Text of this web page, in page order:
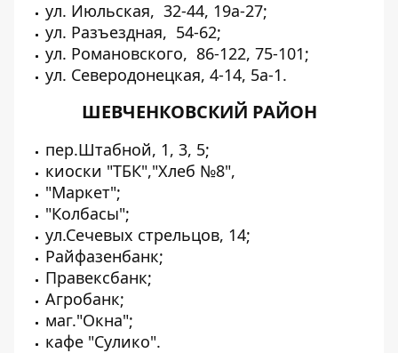
ул. Июльская, 32-44, 19а-27;
ул. Разъездная, 54-62;
ул. Романовского, 86-122, 75-101;
ул. Северодонецкая, 4-14, 5а-1.
ШЕВЧЕНКОВСКИЙ РАЙОН
пер.Штабной, 1, 3, 5;
киоски "ТБК","Хлеб №8",
"Маркет";
"Колбасы";
ул.Сечевых стрельцов, 14;
Райфазенбанк;
Правексбанк;
Агробанк;
маг."Окна";
кафе "Сулико".